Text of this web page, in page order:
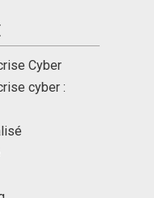
Cyber
cyber :